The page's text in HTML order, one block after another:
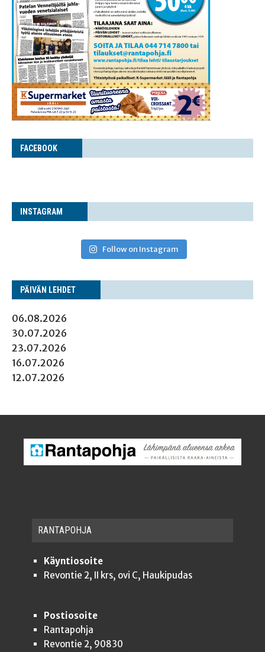
FACE­BOOK
INS­TA­GRAM
Follow on Instagram
PÄI­VÄN LEHDET
06.08.2026
30.07.2026
23.07.2026
16.07.2026
12.07.2026
RAN­TA­POH­JA
Käyntiosoite
Revontie 2, II krs, ovi C, Haukipudas
Postiosoite
Rantapohja
Revontie 2, 90830